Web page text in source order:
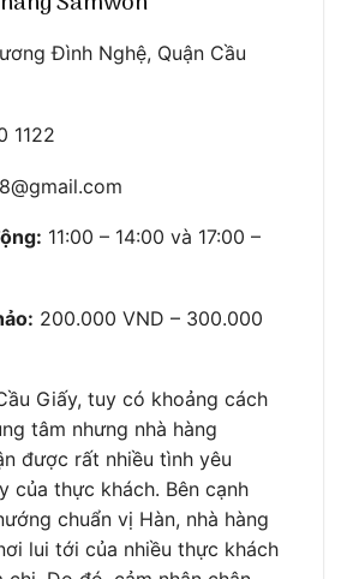
Đình Nghệ, Quận Cầu
1122
11:00 – 14:00 và 17:00 –
200.000 VND – 300.000
Giấy, tuy có khoảng cách
tâm nhưng nhà hàng
được rất nhiều tình yêu
của thực khách. Bên cạnh
chuẩn vị Hàn, nhà hàng
lui tới của nhiều thực khách